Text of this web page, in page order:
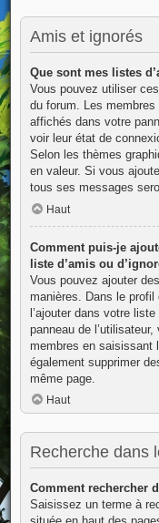
Amis et ignorés
Que sont mes listes
Vous pouvez utiliser
du forum. Les
affichés dans votre
voir leur état de
Selon les thèmes
en valeur. Si vous
tous ses messages
Haut
Comment puis-je
liste d’amis ou
Vous pouvez ajouter
manières. Dans le
l’ajouter dans votre
panneau de
membres en saisissant
également supprimer
même page.
Haut
Recherche dans
Comment rechercher
Saisissez un terme à